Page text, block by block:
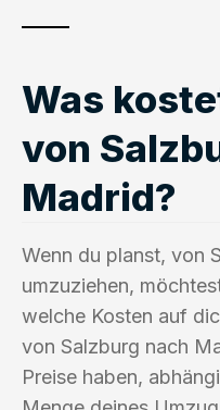
Was
von
Madrid?
Wenn du planst, von
umzuziehen,
welche Kosten auf
von Salzburg nach
Preise haben,